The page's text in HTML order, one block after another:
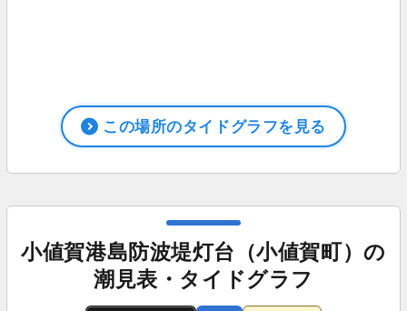
この場所のタイドグラフを見る
小値賀港島防波堤灯台（小値賀町）の
潮見表・タイドグラフ